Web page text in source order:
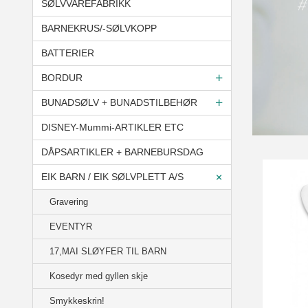
SØLVVAREFABRIKK
BARNEKRUS/-SØLVKOPP
BATTERIER
BORDUR
BUNADSØLV + BUNADSTILBEHØR
DISNEY-Mummi-ARTIKLER ETC
DÅPSARTIKLER + BARNEBURSDAG
EIK BARN / EIK SØLVPLETT A/S
Gravering
EVENTYR
17,MAI SLØYFER TIL BARN
Kosedyr med gyllen skje
Smykkeskrin!